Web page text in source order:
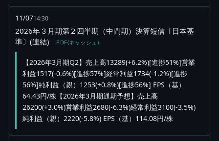
11/0714:30
2026年３月期第２四半期（中間期）決算短信〔日本基
準〕(連結)
PDF(キャッシュ)
【2026年3月期Q2】売上高13289(+6.2%)[進捗51%]営業
利益1517(-0.6%)[進捗57%]経常利益1734(-1.2%)[進捗
56%]純利益（親）1253(+0.8%)[進捗56%] EPS（基）
64.43円/株【2026年3月期通期予想】売上高
26200(+3.0%)営業利益2680(-6.3%)経常利益3100(-3.5%)
純利益（親）2220(-5.8%) EPS（基）114.08円/株